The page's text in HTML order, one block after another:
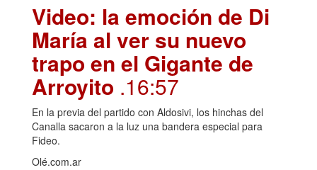
Video: la emoción de Di
María al ver su nuevo
trapo en el Gigante de
Arroyito .16:57
En la previa del partido con Aldosivi, los hinchas del
Canalla sacaron a la luz una bandera especial para
Fideo.
Olé.com.ar